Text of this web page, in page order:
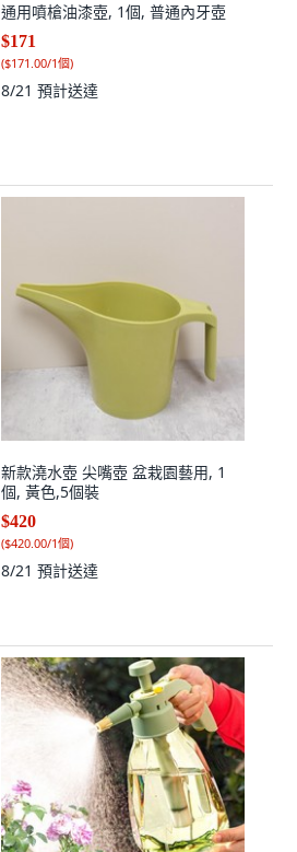
通用噴槍油漆壺, 1個, 普通內牙壺
$171
($171.00/1個)
8/21 預計送達
新款澆水壺 尖嘴壺 盆栽園藝用, 1
個, 黃色,5個裝
$420
($420.00/1個)
8/21 預計送達